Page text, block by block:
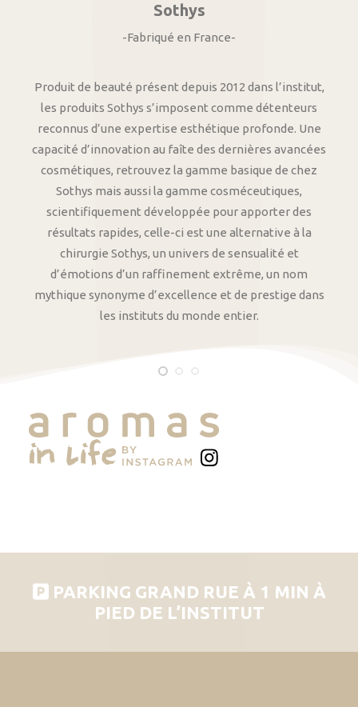
Sothys
-Fabriqué en France-
Produit de beauté présent depuis 2012 dans l’institut,
les produits Sothys s’imposent comme détenteurs
reconnus d’une expertise esthétique profonde. Une
capacité d’innovation au faîte des dernières avancées
cosmétiques, retrouvez la gamme basique de chez
Sothys mais aussi la gamme cosméceutiques,
scientifiquement développée pour apporter des
résultats rapides, celle-ci est une alternative à la
chirurgie Sothys, un univers de sensualité et
d’émotions d’un raffinement extrême, un nom
mythique synonyme d’excellence et de prestige dans
les instituts du monde entier.
PARKING GRAND RUE À 1 MIN À
PIED DE L’INSTITUT